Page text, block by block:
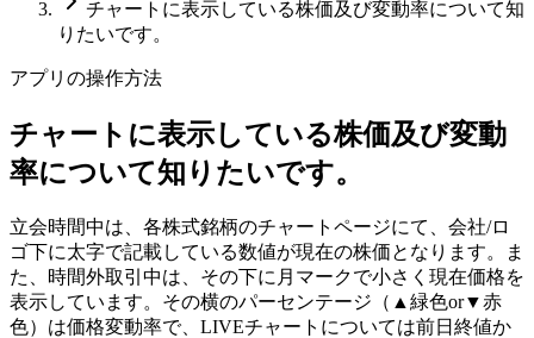
チャートに表示している株価及び変動率について知
りたいです。
アプリの操作方法
チャートに表示している株価及び変動
率について知りたいです。
立会時間中は、各株式銘柄のチャートページにて、会社/ロ
ゴ下に太字で記載している数値が現在の株価となります。ま
た、時間外取引中は、その下に月マークで小さく現在価格を
表示しています。その横のパーセンテージ（▲緑色or▼赤
色）は価格変動率で、LIVEチャートについては前日終値か